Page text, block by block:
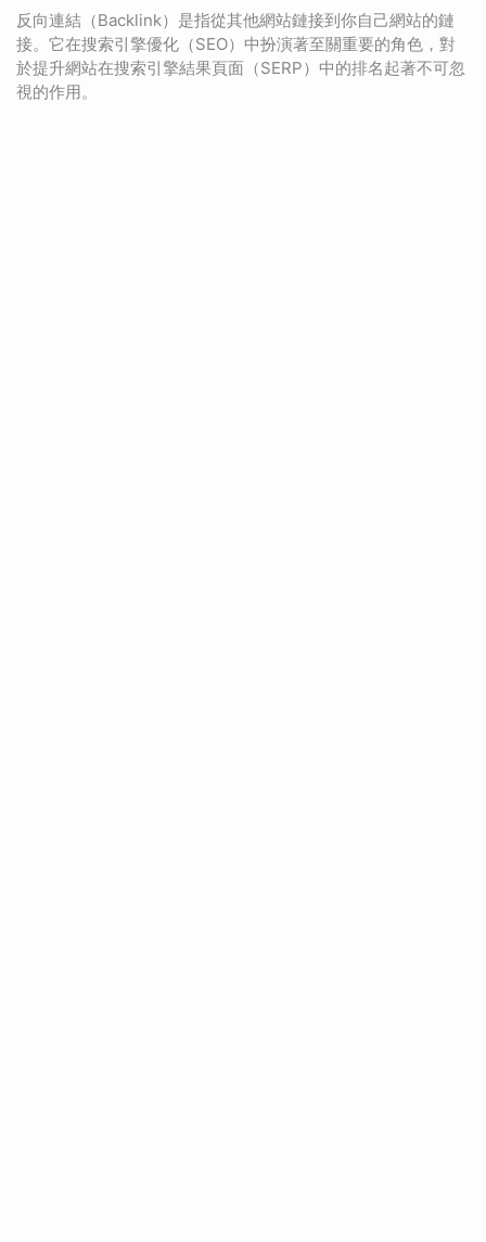
反向連結（Backlink）是指從其他網站鏈接到你自己網站的鏈
接。它在搜索引擎優化（SEO）中扮演著至關重要的角色，對
於提升網站在搜索引擎結果頁面（SERP）中的排名起著不可忽
視的作用。